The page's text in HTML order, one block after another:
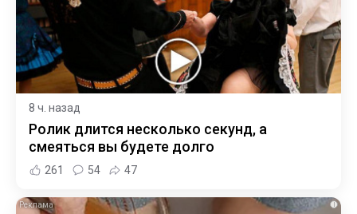
8 ч. назад
Ролик длится несколько секунд, а
смеяться вы будете долго
261 54 47
i